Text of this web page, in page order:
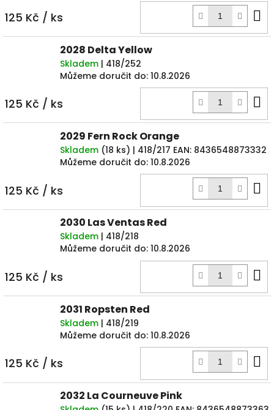
125 Kč / ks
2028 Delta Yellow
Skladem | 418/252
Můžeme doručit do: 10.8.2026
125 Kč / ks
2029 Fern Rock Orange
Skladem (18 ks) | 418/217 EAN: 8436548873332
Můžeme doručit do: 10.8.2026
125 Kč / ks
2030 Las Ventas Red
Skladem | 418/218
Můžeme doručit do: 10.8.2026
125 Kč / ks
2031 Ropsten Red
Skladem | 418/219
Můžeme doručit do: 10.8.2026
125 Kč / ks
2032 La Courneuve Pink